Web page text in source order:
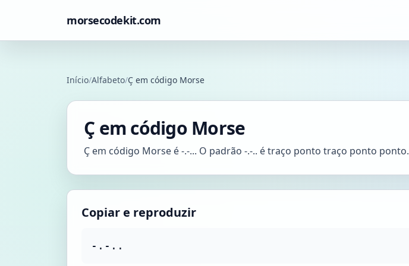
morsecodekit.com
Início/Alfabeto/Ç em código Morse
Ç em código Morse
Ç em código Morse é -.-... O padrão -.-.. é traço ponto traço ponto ponto.
Copiar e reproduzir
-.-..